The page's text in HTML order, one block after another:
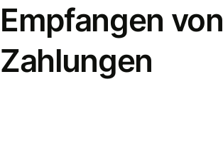
Empfangen von
Zahlungen